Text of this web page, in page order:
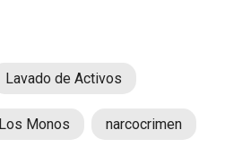
Lavado de Activos
Los Monos narcocrimen